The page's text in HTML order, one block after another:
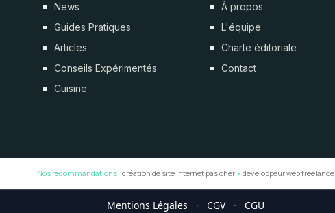
News
Guides Pratiques
Articles
Conseils Expérimentés
Cuisine
À propos
L'équipe
Charte éditoriale
Contact
Nos recommandations : création de site internet pas cher • développeur web freelance
Mentions Légales · CGV · CGU